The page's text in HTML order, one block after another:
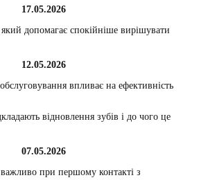
17.05.2026
допомагає спокійніше вирішувати
12.05.2026
впливає на ефективність
відновлення зубів і до чого це
07.05.2026
при першому контакті з